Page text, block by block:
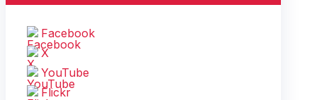
Facebook
X
YouTube
Flickr